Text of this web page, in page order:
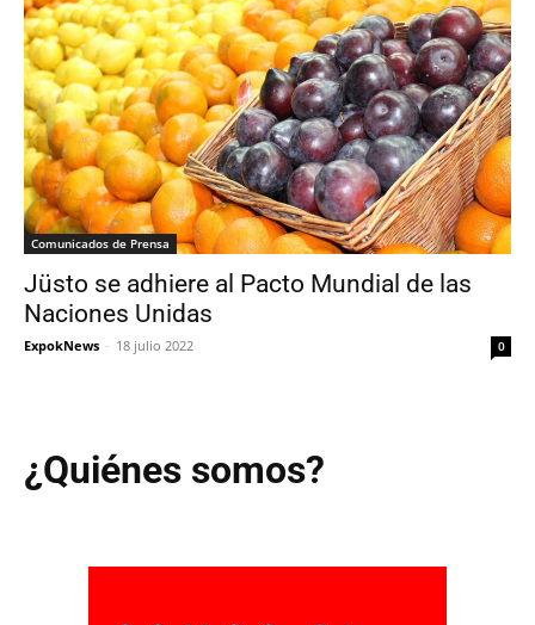
Comunicados de Prensa
Jüsto se adhiere al Pacto Mundial de las
Naciones Unidas
ExpokNews - 18 julio 2022 0
¿Quiénes somos?